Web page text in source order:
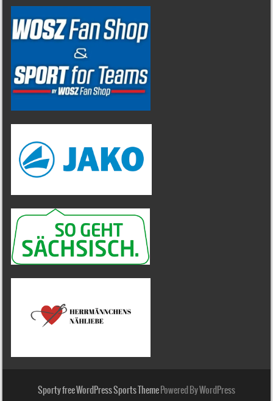
Sporty free WordPress Sports ThemePowered By WordPress